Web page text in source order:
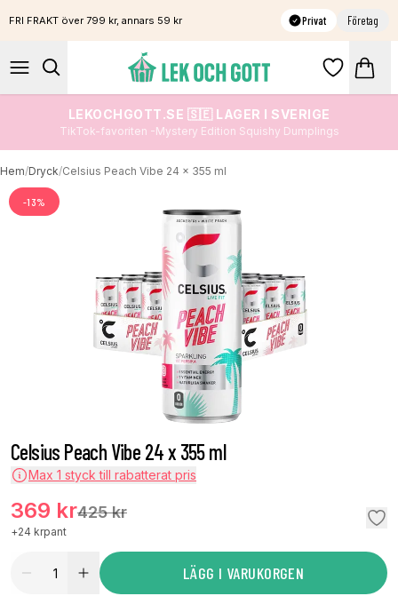
FRI FRAKT över 799 kr, annars 59 kr Privat Företag
LEKOCHGOTT.SE 🇸🇪 LAGER I SVERIGE
TikTok-favoriten -Mystery Edition Squishy Dumplings
Hem/Dryck/Celsius Peach Vibe 24 x 355 ml
-13%
Celsius Peach Vibe 24 x 355 ml
Max 1 styck till rabatterat pris
369 kr425 kr
+24 krpant
LÄGG I VARUKORGEN